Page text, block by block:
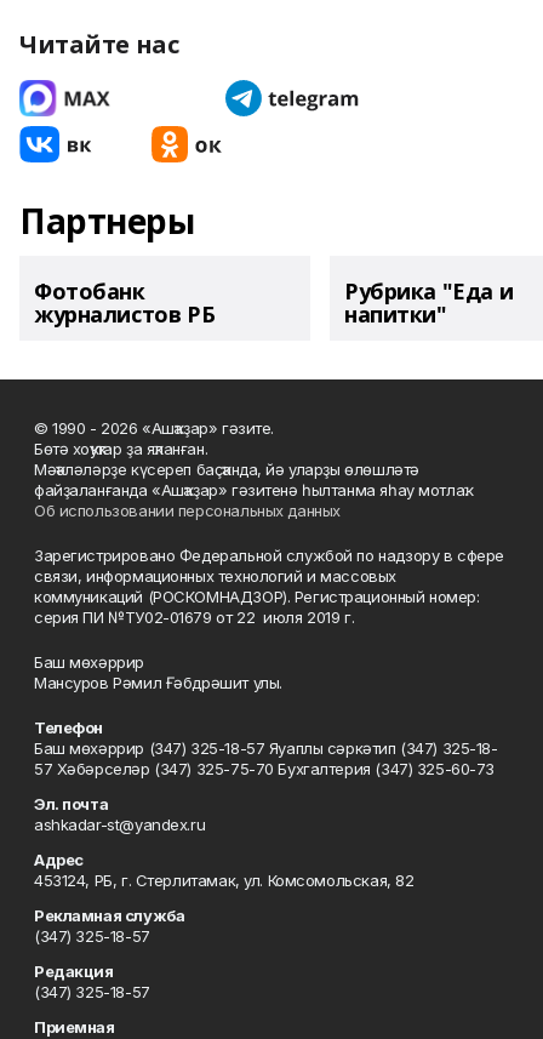
Читайте нас
Партнеры
Фотобанк
журналистов РБ
Рубрика "Еда и
напитки"
© 1990 - 2026 «Ашҡаҙар» гәзите.
Бөтә хоҡуҡтар ҙа яҡланған.
Мәҡәләләрҙе күсереп баҫҡанда, йә уларҙы өлөшләтә
файҙаланғанда «Ашҡаҙар» гәзитенә һылтанма яһау мотлаҡ.
Об использовании персональных данных
Зарегистрировано Федеральной службой по надзору в сфере
связи, информационных технологий и массовых
коммуникаций (РОСКОМНАДЗОР). Регистрационный номер:
серия ПИ №ТУ02-01679 от 22 июля 2019 г.
Баш мөхәррир
Мансуров Рәмил Ғәбдрәшит улы.
Телефон
Баш мөхәррир (347) 325-18-57 Яуаплы сәркәтип (347) 325-18-
57 Хәбәрселәр (347) 325-75-70 Бухгалтерия (347) 325-60-73
Эл. почта
ashkadar-st@yandex.ru
Адрес
453124, РБ, г. Стерлитамак, ул. Комсомольская, 82
Рекламная служба
(347) 325-18-57
Редакция
(347) 325-18-57
Приемная